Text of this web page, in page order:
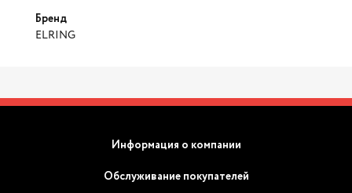
Бренд
ELRING
Информация о компании
Обслуживание покупателей